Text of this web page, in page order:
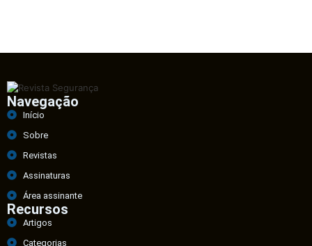
Navegação
Início
Sobre
Revistas
Assinaturas
Área assinante
Recursos
Artigos
Categorias